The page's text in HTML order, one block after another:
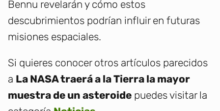
Bennu revelarán y cómo estos
descubrimientos podrían influir en futuras
misiones espaciales.
Si quieres conocer otros artículos parecidos
a La NASA traerá a la Tierra la mayor
muestra de un asteroide puedes visitar la